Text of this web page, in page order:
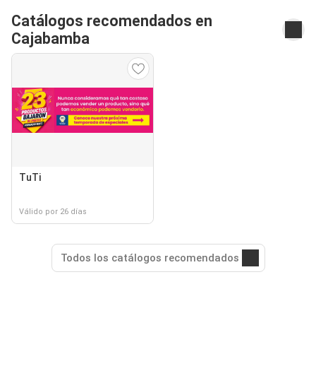
Catálogos recomendados en
Cajabamba
TuTi
Válido por 26 días
Todos los catálogos recomendados